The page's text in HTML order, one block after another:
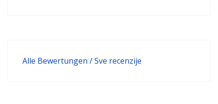
Alle Bewertungen / Sve recenzije